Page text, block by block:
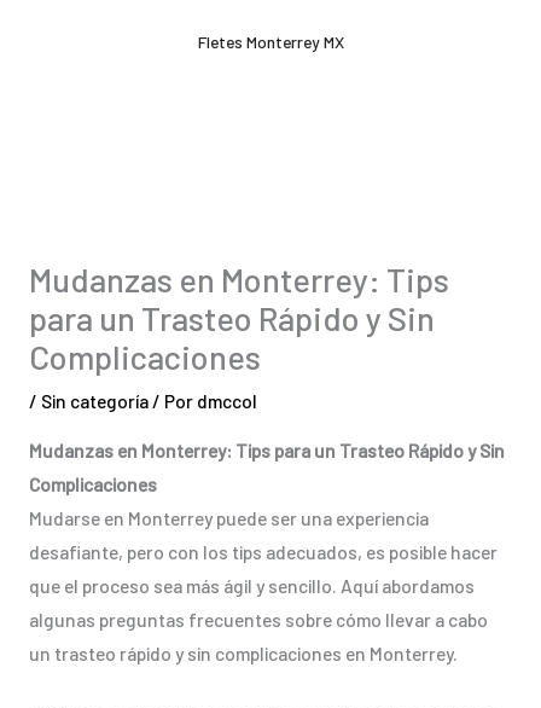
Fletes Monterrey MX
Mudanzas en Monterrey: Tips
para un Trasteo Rápido y Sin
Complicaciones
/ Sin categoría/ Por dmccol
Mudanzas en Monterrey: Tips para un Trasteo Rápido y Sin
Complicaciones
Mudarse en Monterrey puede ser una experiencia
desafiante, pero con los tips adecuados, es posible hacer
que el proceso sea más ágil y sencillo. Aquí abordamos
algunas preguntas frecuentes sobre cómo llevar a cabo
un trasteo rápido y sin complicaciones en Monterrey.